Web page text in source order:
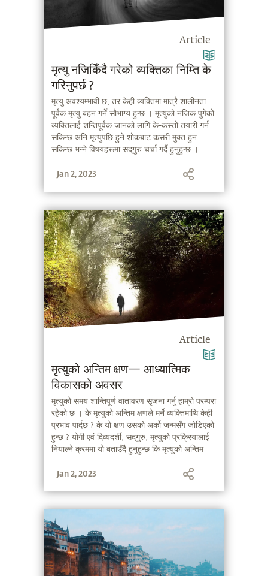
Article
मृत्यु नजिकिँदै गरेको व्यक्तिका निम्ति के
गरिनुपर्छ ?
मृत्यु अवश्यम्भावी छ, तर केही व्यक्तिमा मात्रै शालीनता
पूर्वक मृत्यु बहन गर्ने सौभाग्य हुन्छ । मृत्युको नजिक पुगेको
व्यक्तिलाई शन्तिपूर्वक जानको लागि के-कस्तो तयारी गर्न
सकिन्छ अनि मृत्युपछि हुने शोकबाट कसरी मुक्त हुन
सकिन्छ भन्ने विषयहरूमा सद्‌गुरु चर्चा गर्दै हुनुहुन्छ ।
Jan 2, 2023
Article
मृत्युको अन्तिम क्षण— आध्यात्मिक
विकासको अवसर
मृत्युको समय शान्तिपूर्ण वातावरण सृजना गर्नु हाम्रो परम्परा
रहेको छ । के मृत्युको अन्तिम क्षणले मर्ने व्यक्तिमाथि केही
प्रभाव पार्दछ ? के यो क्षण उसको अर्को जन्मसँग जोडिएको
हुन्छ ? योगी एवं दिव्यदर्शी, सद्‌गुरु, मृत्युको प्रक्रियालाई
नियाल्ने क्रममा यो बताउँदै हुनुहुन्छ कि मृत्युको अन्तिम
विकासको निम्ति सोपान बन्न सक्दछ ।
Jan 2, 2023